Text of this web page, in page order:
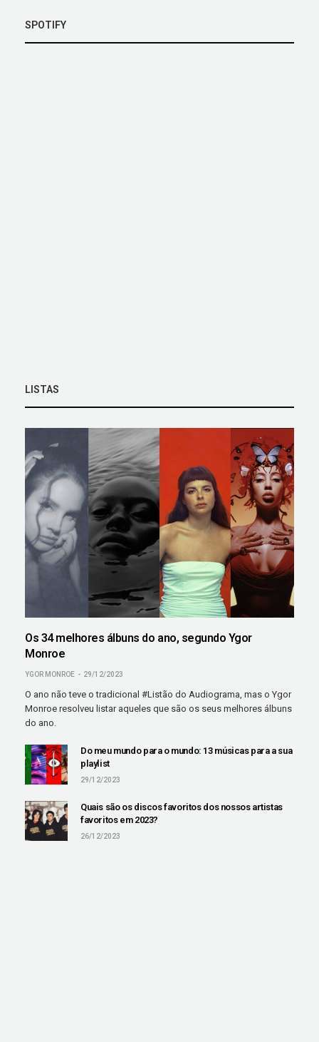
SPOTIFY
LISTAS
Os 34 melhores álbuns do ano, segundo Ygor
Monroe
YGOR MONROE 29/12/2023
O ano não teve o tradicional #Listão do Audiograma, mas o Ygor
Monroe resolveu listar aqueles que são os seus melhores álbuns
do ano.
Do meu mundo para o mundo: 13 músicas para a sua
playlist
29/12/2023
Quais são os discos favoritos dos nossos artistas
favoritos em 2023?
26/12/2023